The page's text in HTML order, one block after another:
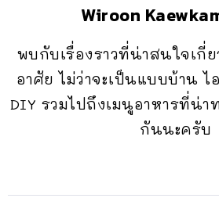
Wiroon
พบกับเรื่องราวที่น่าสนใจเกี่
อาศัย ไม่ว่าจะเป็นแบบบ้าน
DIY รวมไปถึงเมนูอาหารที่น่
กันนะครับ